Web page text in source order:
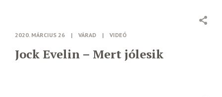
2020. MÁRCIUS 26 | VÁRAD | VIDEÓ
Jock Evelin – Mert jólesik